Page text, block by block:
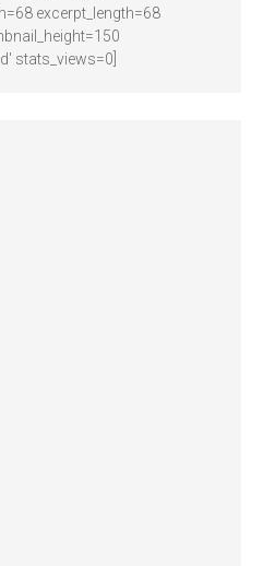
excerpt_length=68
stats_views=0]